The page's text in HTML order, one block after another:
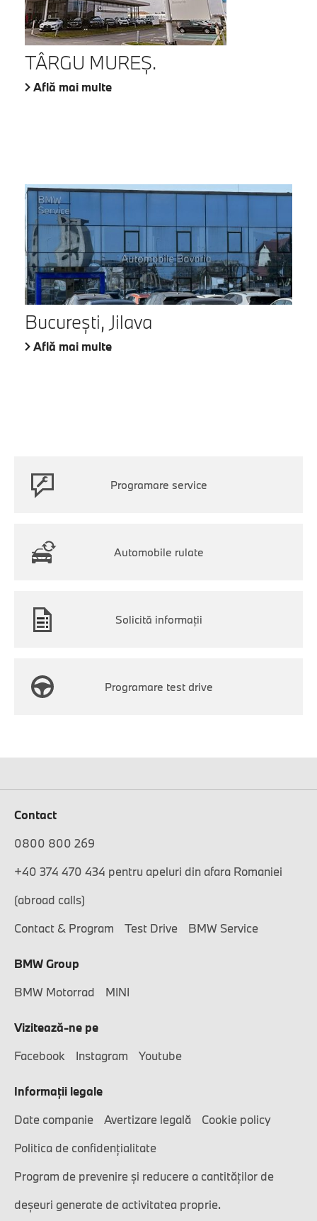
TÂRGU MUREŞ.
Află mai multe
București, Jilava
Află mai multe
Programare service
Automobile rulate
Solicită informaţii
Programare test drive
Contact
0800 800 269
+40 374 470 434 pentru apeluri din afara Romaniei
(abroad calls)
Contact & Program
Test Drive BMW Service
BMW Group
BMW Motorrad
MINI
Vizitează-ne pe
Facebook
Instagram Youtube
Informaţii legale
Date companie
Avertizare legală
Cookie policy
Politica de confidențialitate
Program de prevenire și reducere a cantităților de
deșeuri generate de activitatea proprie.